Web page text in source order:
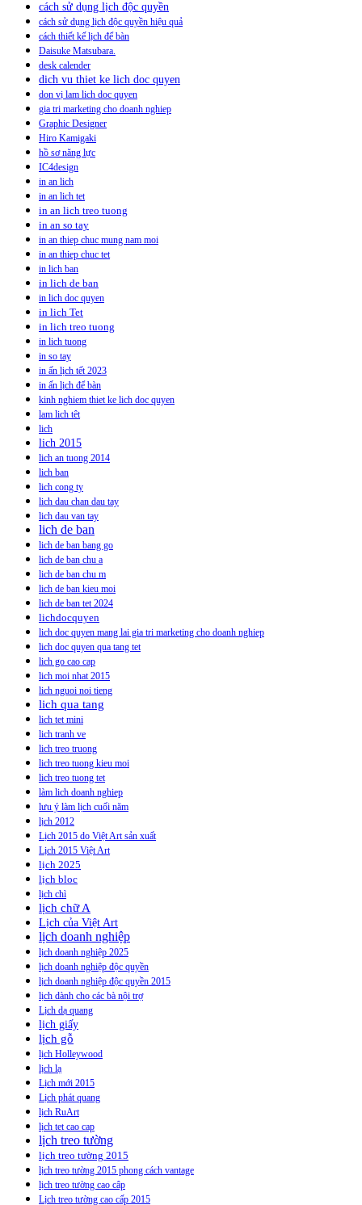
cách sử dụng lịch độc quyền
cách sử dụng lịch độc quyền hiệu quả
cách thiết kế lịch để bàn
Daisuke Matsubara.
desk calender
dich vu thiet ke lich doc quyen
don vị lam lich doc quyen
gia tri marketing cho doanh nghiep
Graphic Designer
Hiro Kamigaki
hồ sơ năng lực
IC4design
in an lich
in an lich tet
in an lich treo tuong
in an so tay
in an thiep chuc mung nam moi
in an thiep chuc tet
in lich ban
in lich de ban
in lich doc quyen
in lich Tet
in lich treo tuong
in lich tuong
in so tay
in ấn lịch tết 2023
in ấn lịch để bàn
kinh nghiem thiet ke lich doc quyen
lam lich têt
lich
lich 2015
lich an tuong 2014
lich ban
lich cong ty
lich dau chan dau tay
lich dau van tay
lich de ban
lich de ban bang go
lich de ban chu a
lich de ban chu m
lich de ban kieu moi
lich de ban tet 2024
lichdocquyen
lich doc quyen mang lai gia tri marketing cho doanh nghiep
lich doc quyen qua tang tet
lich go cao cap
lich moi nhat 2015
lich nguoi noi tieng
lich qua tang
lich tet mini
lich tranh ve
lich treo truong
lich treo tuong kieu moi
lich treo tuong tet
làm lich doanh nghiep
lưu ý làm lịch cuối năm
lịch 2012
Lịch 2015 do Việt Art sản xuất
Lịch 2015 Việt Art
lịch 2025
lịch bloc
lịch chì
lịch chữ A
Lịch của Việt Art
lịch doanh nghiệp
lịch doanh nghiệp 2025
lịch doanh nghiệp độc quyền
lịch doanh nghiệp độc quyền 2015
lịch dành cho các bà nội trợ
Lịch dạ quang
lịch giấy
lịch gỗ
lịch Holleywood
lịch lạ
Lịch mới 2015
Lịch phát quang
lịch RuArt
lịch tet cao cap
lịch treo tường
lịch treo tường 2015
lịch treo tường 2015 phong cách vantage
lịch treo tường cao câp
Lịch treo tường cao cấp 2015